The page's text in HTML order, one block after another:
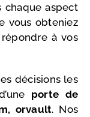
chaque aspect
vous obteniez
à vos
décisions les
porte de
orvault. Nos